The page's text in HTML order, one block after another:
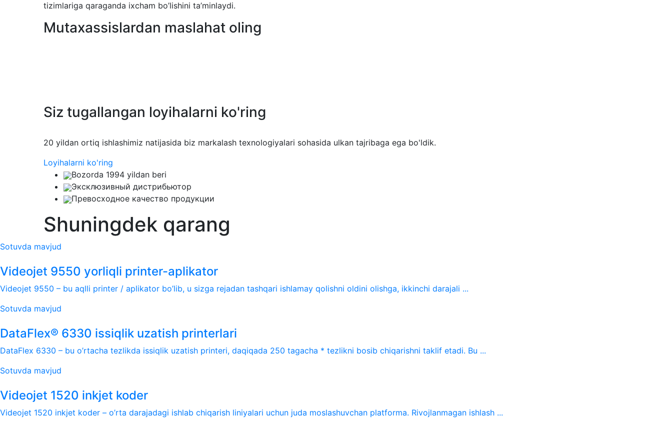
tizimlariga qaraganda ixcham bo’lishini ta’minlaydi.
Mutaxassislardan maslahat oling
Siz tugallangan loyihalarni ko'ring
20 yildan ortiq ishlashimiz natijasida biz markalash texnologiyalari sohasida ulkan tajribaga ega bo'ldik.
Loyihalarni ko'ring
Bozorda 1994 yildan beri
Эксклюзивный дистрибьютор
Превосходное качество продукции
Shuningdek qarang
Sotuvda mavjud
Videojet 9550 yorliqli printer-aplikator
Videojet 9550 – bu aqlli printer / aplikator bo’lib, u sizga rejadan tashqari ishlamay qolishni oldini olishga, ikkinchi darajali ...
Sotuvda mavjud
DataFlex® 6330 issiqlik uzatish printerlari
DataFlex 6330 – bu o’rtacha tezlikda issiqlik uzatish printeri, daqiqada 250 tagacha * tezlikni bosib chiqarishni taklif etadi. Bu ...
Sotuvda mavjud
Videojet 1520 inkjet koder
Videojet 1520 inkjet koder – o’rta darajadagi ishlab chiqarish liniyalari uchun juda moslashuvchan platforma. Rivojlanmagan ishlash ...